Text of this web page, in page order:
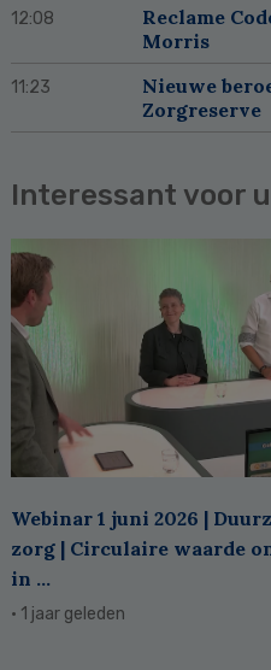
12:08
Reclame
Morris
11:23
Nieuwe
Zorgreserve
Interessant voor u
Webinar 1 juni 2026 |
zorg | Circulaire waarde
in ...
· 1 jaar geleden